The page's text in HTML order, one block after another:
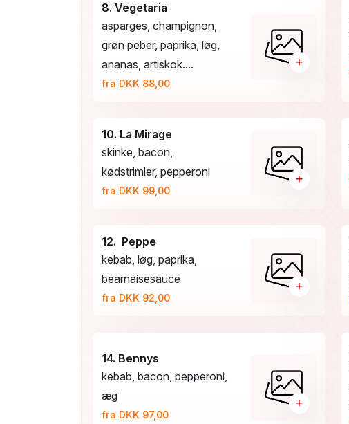
8. Vegetaria
asparges, champignon,
grøn peber, paprika, løg,
ananas, artiskok....
fra DKK 88,00
+
10. La Mirage
skinke, bacon,
kødstrimler, pepperoni
fra DKK 99,00
+
12. Peppe
kebab, løg, paprika,
bearnaisesauce
fra DKK 92,00
+
14. Bennys
kebab, bacon, pepperoni,
æg
fra DKK 97,00
+